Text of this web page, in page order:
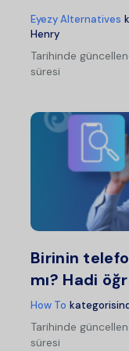
Eyezy Alternatives
Henry
Tarihinde
süresi
Birinin
mı? Hadi
How To
Tarihinde
süresi